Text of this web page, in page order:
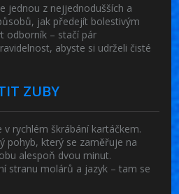
jednou z nejjednodušších a
jak předejít bolestivým
odborník – stačí pár
abyste si udrželi čisté
ZUBY
rychlém škrábání kartáčkem.
pohyb, který se zaměřuje na
alespoň dvou minut.
stranu molárů a jazyk – tam se